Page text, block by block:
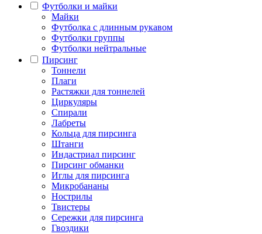
Футболки и майки
Майки
Футболка с длинным рукавом
Футболки группы
Футболки нейтральные
Пирсинг
Тоннели
Плаги
Растяжки для тоннелей
Циркуляры
Спирали
Лабреты
Кольца для пирсинга
Штанги
Индастриал пирсинг
Пирсинг обманки
Иглы для пирсинга
Микробананы
Нострилы
Твистеры
Сережки для пирсинга
Гвоздики